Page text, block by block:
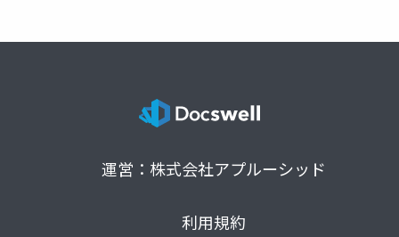
運営：株式会社アプルーシッド
利用規約